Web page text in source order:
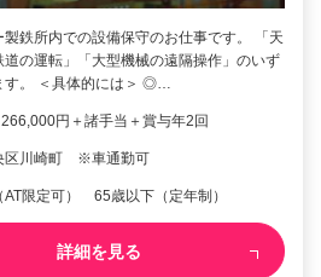
製鉄所内での設備保守のお仕事です。 「天
の運転」「大型機械の遠隔操作」のいず
す。 ＜具体的には＞ ◎…
円＋諸手当＋賞与年2回
区川崎町 ※車通勤可
AT限定可） 65歳以下（定年制）
詳細を見る